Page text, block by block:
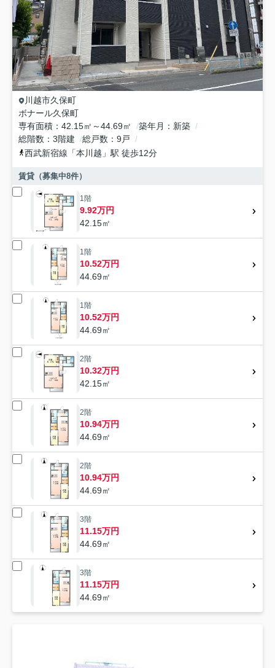
川越市久保町
ボナール久保町
専有面積
42.15㎡～44.69㎡ 築年月
新築
総階数
3階建 総戸数
9戸
西武新宿線 「本川越 」駅 徒歩12分
賃貸（募集中8件）
1階
9.92万円
42.15㎡
1階
10.52万円
44.69㎡
1階
10.52万円
44.69㎡
2階
10.32万円
42.15㎡
2階
10.94万円
44.69㎡
2階
10.94万円
44.69㎡
3階
11.15万円
44.69㎡
3階
11.15万円
44.69㎡